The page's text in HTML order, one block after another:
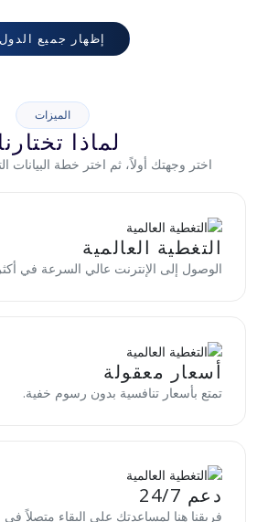
إظهار جميع الدول
الميزات
لماذا
اختر وجهتك أولاً، ثم اختر خطة البيانات
التغطية العالمية
الوصول إلى الإنترنت عالي السرعة في أكثر من
أسعار معقولة
تمتع بأسعار تنافسية بدون رسوم خفية.
دعم 24/7
فريقنا هنا لمساعدتك على البقاء متصلاً في